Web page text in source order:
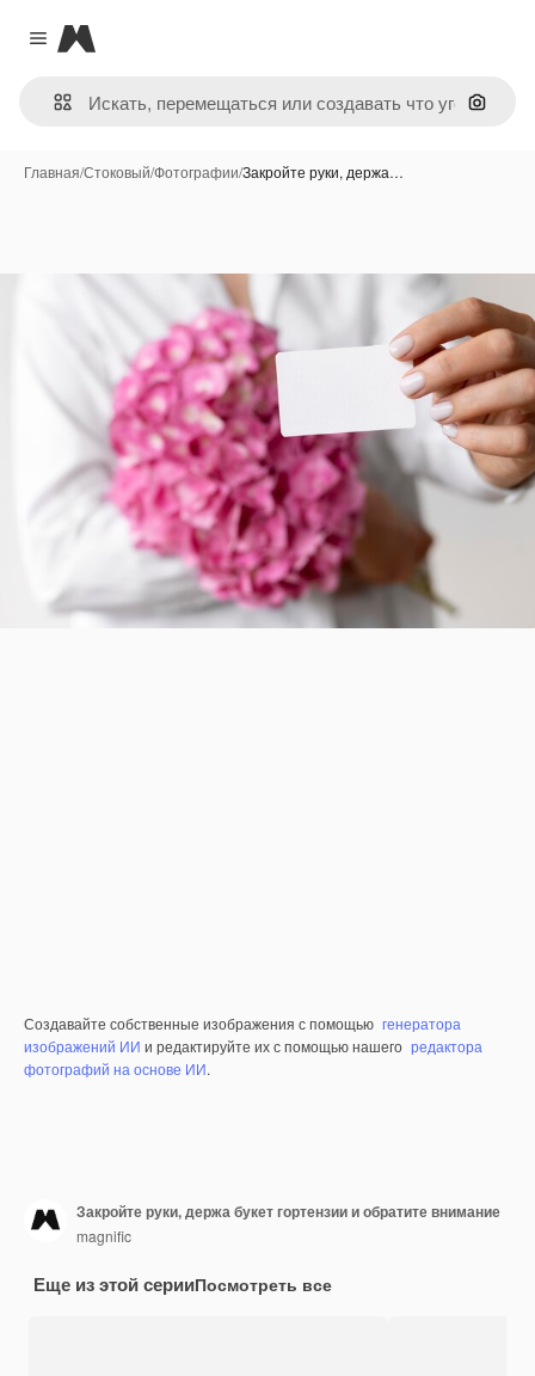
Close menu
Magnific
Поиск
Главная/Стоковый/Фотографии/Закройте руки, держа…
Создавайте собственные изображения с помощью генератора
изображений ИИ и редактируйте их с помощью нашего редактора
фотографий на основе ИИ.
Закройте руки, держа букет гортензии и обратите внимание
magnific
Еще из этой серииПосмотреть все